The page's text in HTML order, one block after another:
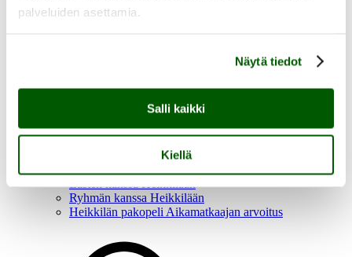
palveluiden asettamia.
Näytä tiedot
Salli kaikki
Kiellä
Aukioloajat, saapuminen ja esteettömyys
Heikkilän tapahtumat
Ryhmän kanssa Heikkilään
Heikkilän pakopeli Aikamatkaajan arvoitus